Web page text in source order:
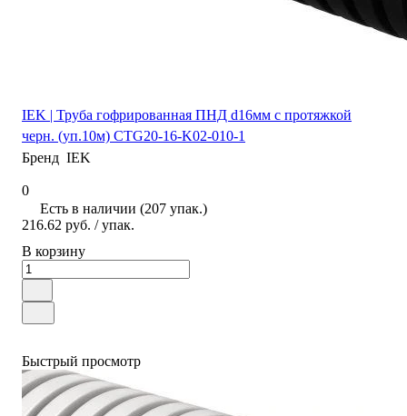
IEK | Труба гофрированная ПНД d16мм с протяжкой
черн. (уп.10м) CTG20-16-K02-010-1
Бренд IEK
0
Есть в наличии (207 упак.)
216.62 руб. / упак.
В корзину
Быстрый просмотр